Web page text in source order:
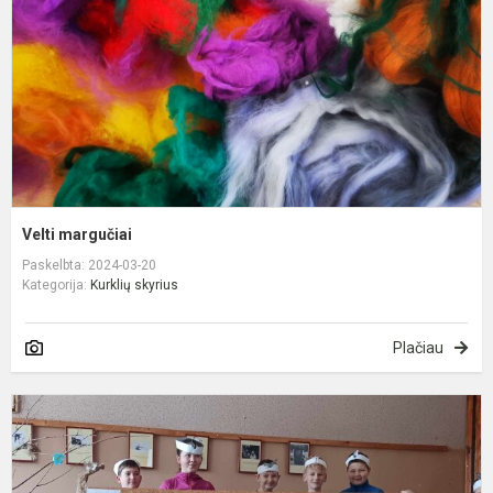
Velti margučiai
Paskelbta: 2024-03-20
Kategorija: Kurklių skyrius
Plačiau